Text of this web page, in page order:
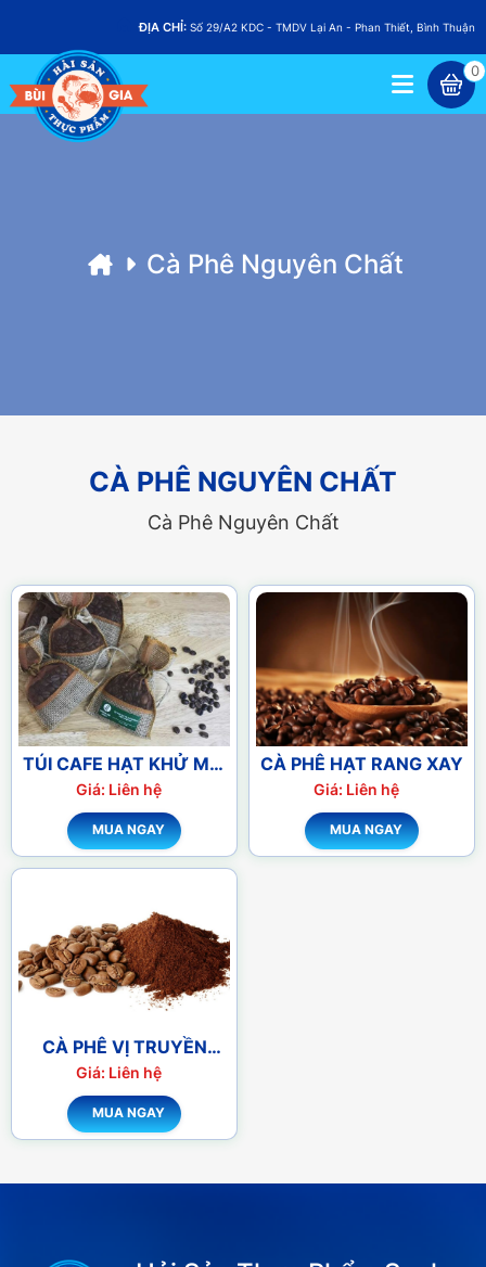
ĐỊA CHỈ: Số 29/A2 KDC - TMDV Lại An - Phan Thiết, Bình Thuận
0
Cà Phê Nguyên Chất
CÀ PHÊ NGUYÊN CHẤT
Cà Phê Nguyên Chất
TÚI CAFE HẠT KHỬ MÙI
XE Ô TÔ
Giá: Liên hệ
MUA NGAY
CÀ PHÊ HẠT RANG XAY
Giá: Liên hệ
MUA NGAY
CÀ PHÊ VỊ TRUYỀN
THỐNG
Giá: Liên hệ
MUA NGAY